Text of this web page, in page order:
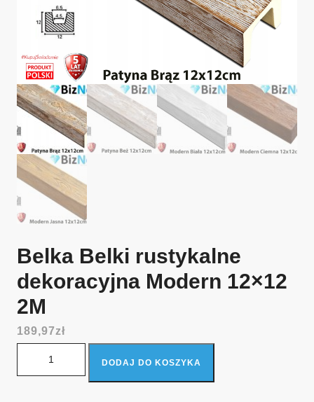
Belka Belki rustykalne
dekoracyjna Modern 12×12
2M
189,97zł
DODAJ DO KOSZYKA